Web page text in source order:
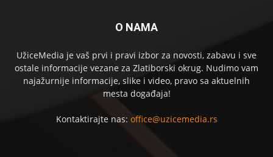
O NAMA
UžiceMedia je vaš prvi i pravi izbor za novosti, zabavu i sve
ostale informacije vezane za Zlatiborski okrug. Nudimo vam
najažurnije informacije, slike i video, pravo sa aktuelnih
mesta događaja!
Kontaktirajte nas: office@uzicemedia.rs